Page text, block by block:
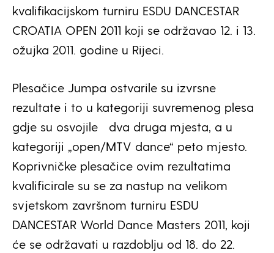
kvalifikacijskom turniru ESDU DANCESTAR
CROATIA OPEN 2011 koji se održavao 12. i 13.
ožujka 2011. godine u Rijeci.
Plesačice Jumpa ostvarile su izvrsne
rezultate i to u kategoriji suvremenog plesa
gdje su osvojile dva druga mjesta, a u
kategoriji „open/MTV dance“ peto mjesto.
Koprivničke plesačice ovim rezultatima
kvalificirale su se za nastup na velikom
svjetskom završnom turniru ESDU
DANCESTAR World Dance Masters 2011, koji
će se održavati u razdoblju od 18. do 22.